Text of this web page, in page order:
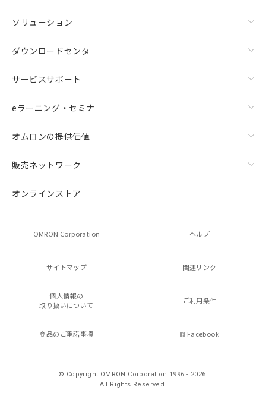
ソリューション
ダウンロードセンタ
サービスサポート
eラーニング・セミナ
オムロンの提供価値
販売ネットワーク
オンラインストア
OMRON Corporation ヘルプ
サイトマップ 関連リンク
個人情報の
取り扱いについて
ご利用条件
商品のご承諾事項 Facebook
© Copyright OMRON Corporation 1996 - 2026.
All Rights Reserved.